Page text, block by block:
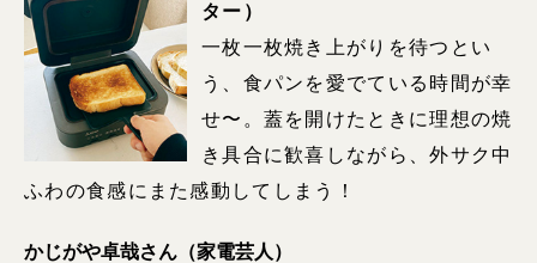
ター）
一枚一枚焼き上がりを待つとい
う、食パンを愛でている時間が幸
せ〜。蓋を開けたときに理想の焼
き具合に歓喜しながら、外サク中
ふわの食感にまた感動してしまう！
かじがや卓哉さん（家電芸人）